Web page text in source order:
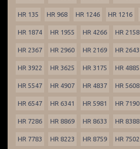
HR 135 HR 968 HR 1246 HR 1216
HR 1874 HR 1955 HR 4266 HR 2158
HR 2367 HR 2960 HR 2169 HR 2643
HR 3922 HR 3625 HR 3175 HR 4885
HR 5547 HR 4907 HR 4837 HR 5608
HR 6547 HR 6341 HR 5981 HR 7190
HR 7286 HR 8869 HR 8633 HR 8388
HR 7783 HR 8223 HR 8759 HR 7502